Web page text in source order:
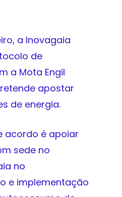
a Inovagaia
de
a Mota Engil
apostar
de energia.
acordo é apoiar
sede no
no
e implementação